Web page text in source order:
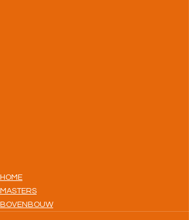
HOME
MASTERS
BOVENBOUW